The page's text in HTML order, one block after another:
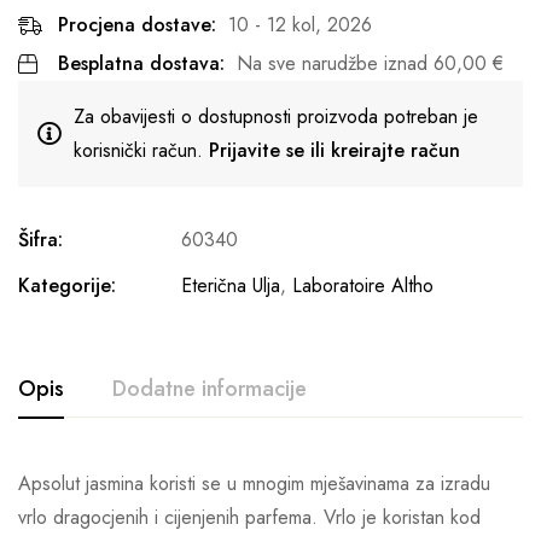
Procjena dostave: 10 - 12 kol, 2026
Besplatna dostava: Na sve narudžbe iznad 60,00 €
Za obavijesti o dostupnosti proizvoda potreban je
korisnički račun. Prijavite se ili kreirajte račun
Šifra:
60340
Kategorije:
Eterična Ulja, Laboratoire Altho
Opis Dodatne informacije
Apsolut jasmina koristi se u mnogim mješavinama za izradu
vrlo dragocjenih i cijenjenih parfema. Vrlo je koristan kod